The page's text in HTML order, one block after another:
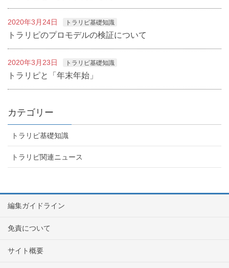
2020年3月24日 トラリピ基礎知識
トラリピのプロモデルの検証について
2020年3月23日 トラリピ基礎知識
トラリピと「年末年始」
カテゴリー
トラリピ基礎知識
トラリピ関連ニュース
編集ガイドライン
免責について
サイト概要